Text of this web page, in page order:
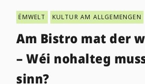
ËMWELT KULTUR AM ALLGEMENGEN
Am Bistro mat der
– Wéi nohalteg
sinn?